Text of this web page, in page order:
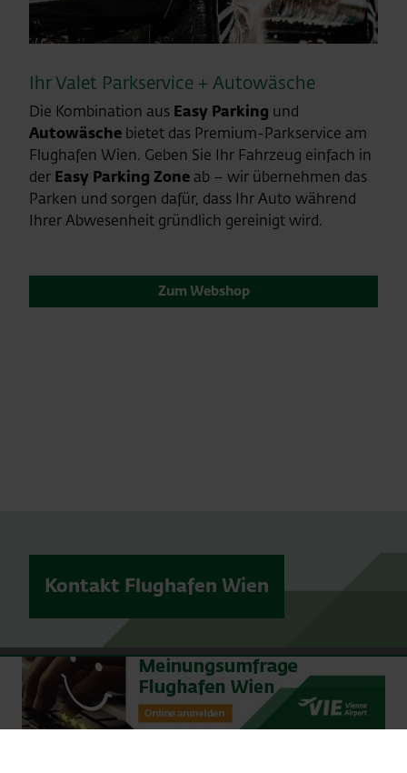
Ihr Valet Parkservice + Autowäsche
Die Kombination aus Easy Parking und
Autowäsche bietet das Premium-Parkservice am
Flughafen Wien. Geben Sie Ihr Fahrzeug einfach in
der Easy Parking Zone ab – wir übernehmen das
Parken und sorgen dafür, dass Ihr Auto während
Ihrer Abwesenheit gründlich gereinigt wird.
Zum Webshop
Kontakt Flughafen Wien
© 2026 Vienna Airport
Sitemap
Website-Nutzungsbedingungen
Vertragsbestimmungen
Impressum
Datenschutzerklärung
Zivilflugplatz-Benützungsbedingungen
Brandschutzleistungen